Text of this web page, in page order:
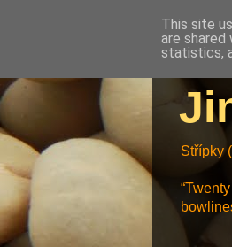
Střípky
This site
are
statistics,